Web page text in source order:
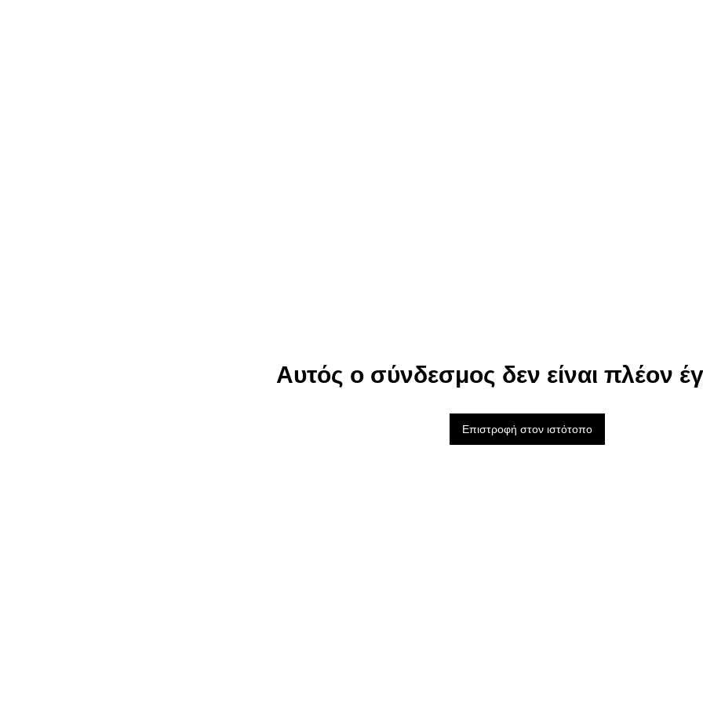
Αυτός ο σύνδεσμος δεν είναι πλέον
Επιστροφή στον ιστότοπο